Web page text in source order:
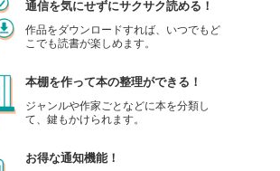
通信を気にせずにサクサク読める！
作品をダウンロードすれば、いつでもど
こでも読書が楽しめます。
本棚を作って本の整理ができる！
ジャンルや作家ごとなどに本を分類し
て、鍵もかけられます。
お得な通知機能！